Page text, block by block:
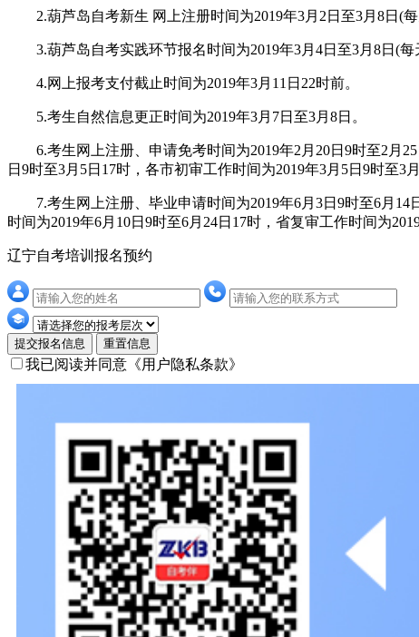
2.葫芦岛自考新生 网上注册时间为2019年3月2日至3月8日(每
3.葫芦岛自考实践环节报名时间为2019年3月4日至3月8日(每
4.网上报考支付截止时间为2019年3月11日22时前。
5.考生自然信息更正时间为2019年3月7日至3月8日。
6.考生网上注册、申请免考时间为2019年2月20日9时至2月25
日9时至3月5日17时，各市初审工作时间为2019年3月5日9时至3
7.考生网上注册、毕业申请时间为2019年6月3日9时至6月14
时间为2019年6月10日9时至6月24日17时，省复审工作时间为
辽宁自考培训报名预约
提交报名信息 重置信息
我已阅读并同意 《用户隐私条款》